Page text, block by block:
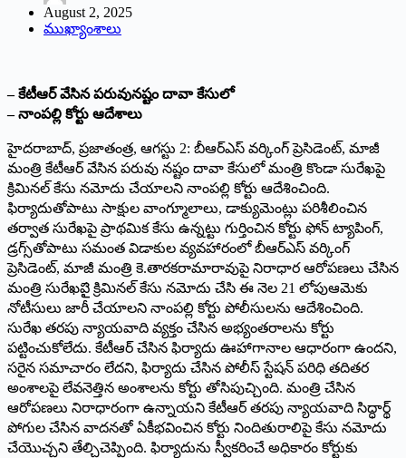
August 2, 2025
ముఖ్యాంశాలు
– కేటీఆర్‌ వేసిన పరువునష్టం దావా కేసులో
– నాంపల్లి కోర్టు ఆదేశాలు
హైదరాబాద్‌, ప్రజాతంత్ర, ఆగస్టు 2: బీఆర్‌ఎస్‌ వర్కింగ్‌ ప్రెసిడెంట్‌, మాజీ
మంత్రి కేటీఆర్‌ వేసిన పరువు నష్టం దావా కేసులో మంత్రి కొండా సురేఖపై
క్రిమినల్‌ కేసు నమోదు చేయాలని నాంపల్లి కోర్టు ఆదేశించింది.
ఫిర్యాదుతోపాటు సాక్షుల వాంగ్మూలాలు, డాక్యుమెంట్లు పరిశీలించిన
తర్వాత సురేఖపై ప్రాథమిక కేసు ఉన్నట్టు గుర్తించిన కోర్టు ఫోన్‌ ట్యాపింగ్‌,
డ్రగ్స్‌తోపాటు సమంత విడాకుల వ్యవహారంలో బీఆర్‌ఎస్‌ వర్కింగ్‌
ప్రెసిడెంట్‌, మాజీ మంత్రి కె.తారకరామారావుపై నిరాధార ఆరోపణలు చేసిన
మంత్రి సురేఖపౖౖె క్రిమినల్‌ కేసు నమోదు చేసి ఈ నెల 21 లోపుఆమెకు
నోటీసులు జారీ చేయాలని నాంపల్లి కోర్టు పోలీసులను ఆదేశించింది.
సురేఖ తరపు న్యాయవాది వ్యక్తం చేసిన అభ్యంతరాలను కోర్టు
పట్టించుకోలేదు. కేటీఆర్‌ చేసిన ఫిర్యాదు ఊహాగానాల ఆధారంగా ఉందని,
సరైన సమాచారం లేదని, ఫిర్యాదు చేసిన పోలీస్‌ స్టేషన్‌ పరిధి తదితర
అంశాలపై లేవనెత్తిన అంశాలను కోర్టు తోసిపుచ్చింది. మంత్రి చేసిన
ఆరోపణలు నిరాధారంగా ఉన్నాయని కేటీఆర్‌ తరపు న్యాయవాది సిద్ధార్థ్‌
పోగుల చేసిన వాదనతో ఏకీభవించిన కోర్టు నిందితురాలిపై కేసు నమోదు
చేయొచ్చని తేల్చిచెప్పింది. ఫిర్యాదును స్వీకరించే అధికారం కోర్టుకు